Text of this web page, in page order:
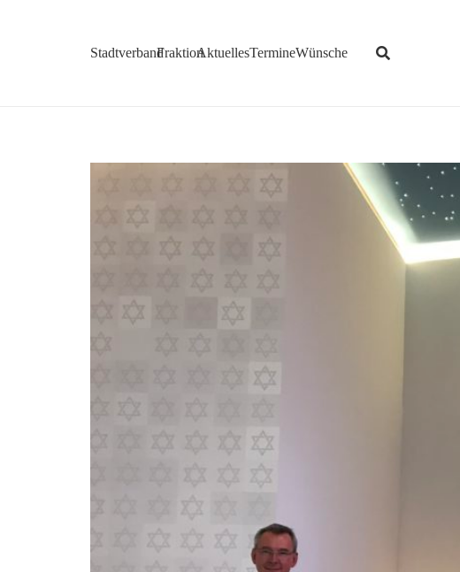
StadtverbandFraktionAktuellesTermineWünsche